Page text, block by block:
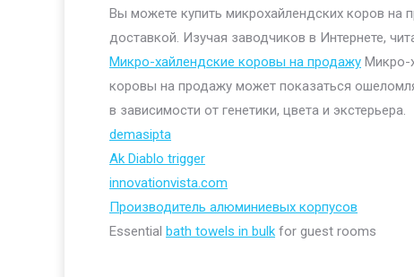
Вы можете купить микрохайлендских коров на
доставкой. Изучая заводчиков в Интернете,
Микро-хайлендские коровы на продажу Микро-
коровы на продажу может показаться
в зависимости от генетики, цвета и экстерьера.
demasipta
Ak Diablo trigger
innovationvista.com
Производитель алюминиевых корпусов
Essential bath towels in bulk for guest rooms